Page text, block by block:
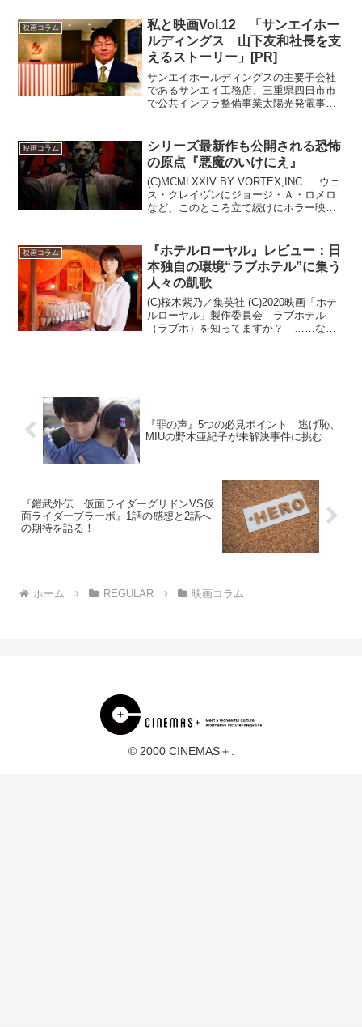
しかしながら、演技に...
映画コラム
私と映画Vol.12 「サンエイホー
ルディングス 山下友和社長を支
えるストーリー」[PR]
サンエイホールディングスの主要子会社
であるサンエイ工務店、三重県四日市市
で公共インフラ整備事業太陽光発電事
就任後にビジネスのやり方を見直し、会
社は急成長。成長率400%...
映画コラム
シリーズ最新作も公開される恐怖
の原点『悪魔のいけにえ』
(C)MCMLXXIV BY VORTEX,INC. ウェ
ス・クレイヴンにジョージ・Ａ・ロメロ
など、このところ立て続けにホラー映画
す。一貫してホラーにこだわり、世界中
を...
映画コラム
『ホテルローヤル』レビュー：日
本独自の環境“ラブホテル”に集う
人々の凱歌
(C)桜木紫乃／集英社 (C)2020映画「ホテ
ルローヤル」製作委員会 ラブホテル
（ラブホ）を知ってますか？ ……など
『罪の声』5つの必見ポイント｜逃げ恥、
MIUの野木亜紀子が未解決事件に挑む
『鎧武外伝 仮面ライダーグリドンVS仮
面ライダーブラーボ』1話の感想と2話へ
の期待を語る！
ホーム REGULAR 映画コラム
© 2000 CINEMAS＋.